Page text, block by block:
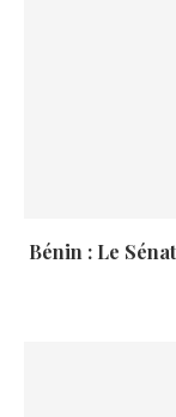
Bénin : Le